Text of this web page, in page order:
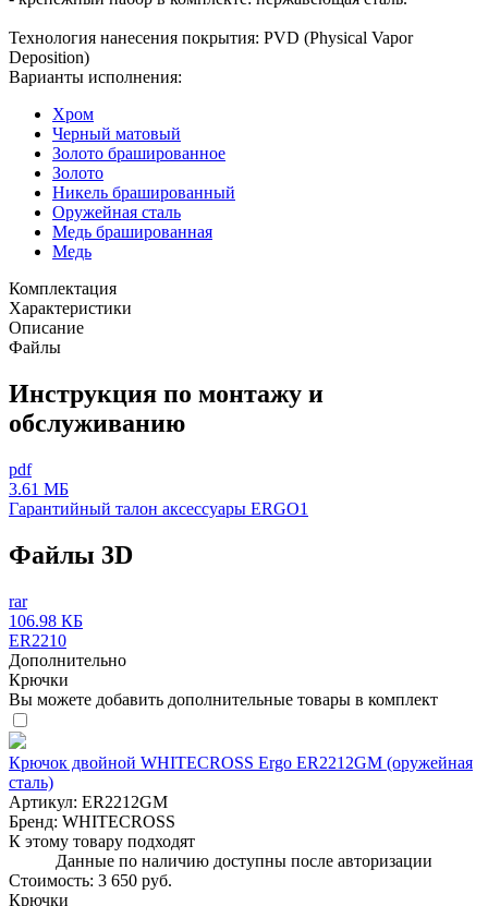
Технология нанесения покрытия: PVD (Physical Vapor
Deposition)
Варианты исполнения:
Хром
Черный матовый
Золото брашированное
Золото
Никель брашированный
Оружейная сталь
Медь брашированная
Медь
Комплектация
Характеристики
Описание
Файлы
Инструкция по монтажу и
обслуживанию
pdf
3.61 МБ
Гарантийный талон аксессуары ERGO1
Файлы 3D
rar
106.98 КБ
ER2210
Дополнительно
Крючки
Вы можете добавить дополнительные товары в комплект
Крючок двойной WHITECROSS Ergo ER2212GM (оружейная
сталь)
Артикул: ER2212GM
Бренд: WHITECROSS
К этому товару подходят
Данные по наличию доступны после авторизации
Стоимость: 3 650 руб.
Крючки